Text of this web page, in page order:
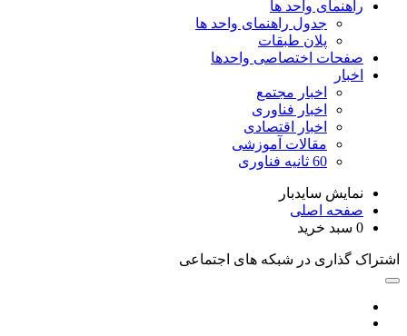
راهنمای واحد ها
جدول راهنمای واحد ها
پلان طبقات
صفحات اختصاصی واحدها
اخبار
اخبار مجتمع
اخبار فناوری
اخبار اقتصادی
مقالات آموزشی
60 ثانیه فناوری
نمایش سایدبار
صفحه اصلی
0 سبد خرید
اشتراک گذاری در شبکه های اجتماعی